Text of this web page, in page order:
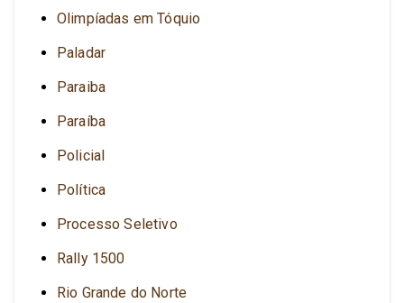
Olimpíadas em Tóquio
Paladar
Paraiba
Paraíba
Policial
Política
Processo Seletivo
Rally 1500
Rio Grande do Norte